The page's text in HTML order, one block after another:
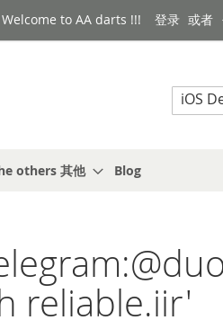
Welcome to AA darts !!! 登录
搜索
others 其他 Blog
reliable.iir'